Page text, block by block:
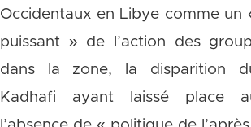
Occidentaux en Libye comme un
puissant » de l’action des
dans la zone, la disparition
Kadhafi ayant laissé place